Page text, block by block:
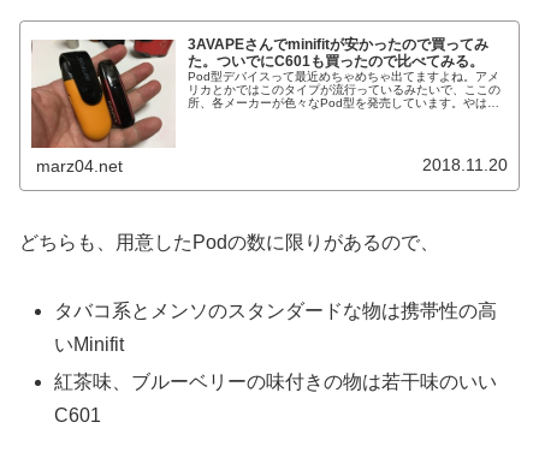
3AVAPEさんでminifitが安かったので買ってみ
た。ついでにC601も買ったので比べてみる。
Pod型デバイスって最近めちゃめちゃ出てますよね。アメ
リカとかではこのタイプが流行っているみたいで、ここの
所、各メーカーが色々なPod型を発売しています。やはり
marz04.net 2018.11.20
どちらも、用意したPodの数に限りがあるので、
タバコ系とメンソのスタンダードな物は携帯性の高
いMinifit
紅茶味、ブルーベリーの味付きの物は若干味のいい
C601